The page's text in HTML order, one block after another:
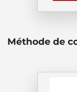
Méthode de